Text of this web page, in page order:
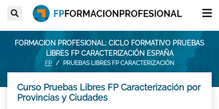
FORMACION PROFESIONAL: CICLO FORMATIVO PRUEBAS
LIBRES FP CARACTERIZACIÓN ESPAÑA
FP PRUEBAS LIBRES FP CARACTERIZACIÓN
Curso Pruebas Libres FP Caracterización por
Provincias y Ciudades